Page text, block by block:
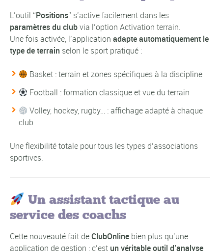
L’outil “Positions” s’active facilement dans les
paramètres du clubvia l’option Activation terrain.
Une fois activée, l’application adapte automatiquement le
type de terrain selon le sport pratiqué :
Basket : terrain et zones spécifiques à la discipline
Football : formation classique et vue du terrain
Volley, hockey, rugby… : affichage adapté à chaque
club
Une flexibilité totale pour tous les types d’associations
sportives.
Un assistant tactique au
service des coachs
Cette nouveauté fait deClubOnline bien plus qu’une
application de gestion : c’est un véritable outil d’analyse